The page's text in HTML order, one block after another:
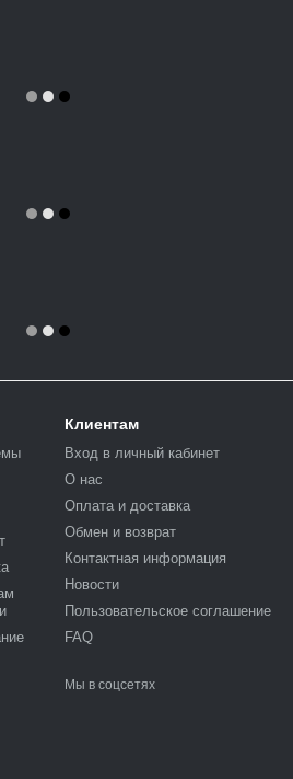
Клиентам
Вход в личный кабинет
О нас
Оплата и доставка
Обмен и возврат
Контактная информация
Новости
Пользовательское соглашение
FAQ
Мы в соцсетях